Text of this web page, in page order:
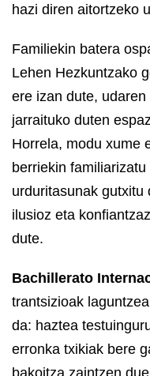
hazi diren aitortzeko
Familiekin batera
Lehen Hezkuntzako
ere izan dute,
jarraituko duten
Horrela, modu xume
berriekin
urduritasunak gutxitu
ilusioz eta
dute.
Bachillerato
trantsizioak
da: haztea
erronka txikiak bere
bakoitza zaintzen